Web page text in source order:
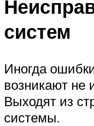
систем
Иногда
возникают не
Выходят из
системы.